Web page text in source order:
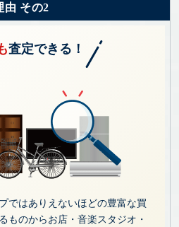
由 その2
査定できる！
ではありえないほどの豊富な買
ものからお店・音楽スタジオ・